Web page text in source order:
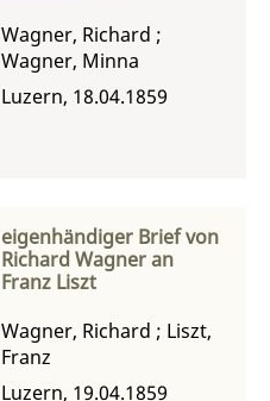
Wagner, Richard ;
Wagner, Minna
Luzern, 18.04.1859
eigenhändiger Brief von
Richard Wagner an
Franz Liszt
Wagner, Richard ; Liszt,
Franz
Luzern, 19.04.1859